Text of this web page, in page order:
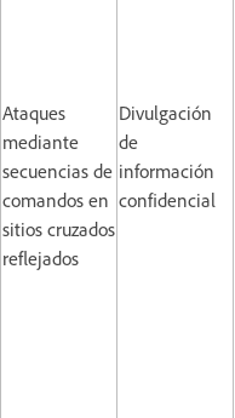
Ataques
mediante
secuencias de
comandos en
sitios cruzados
reflejados
Divulgación
de
información
confidencial